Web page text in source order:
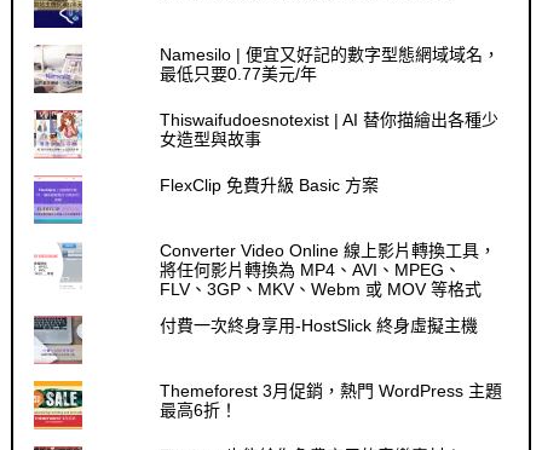
Namesilo | 便宜又好記的數字型態網域域名，
最低只要0.77美元/年
Thiswaifudoesnotexist | AI 替你描繪出各種少
女造型與故事
FlexClip 免費升級 Basic 方案
Converter Video Online 線上影片轉換工具，
將任何影片轉換為 MP4、AVI、MPEG、
FLV、3GP、MKV、Webm 或 MOV 等格式
付費一次終身享用-HostSlick 終身虛擬主機
Themeforest 3月促銷，熱門 WordPress 主題
最高6折！